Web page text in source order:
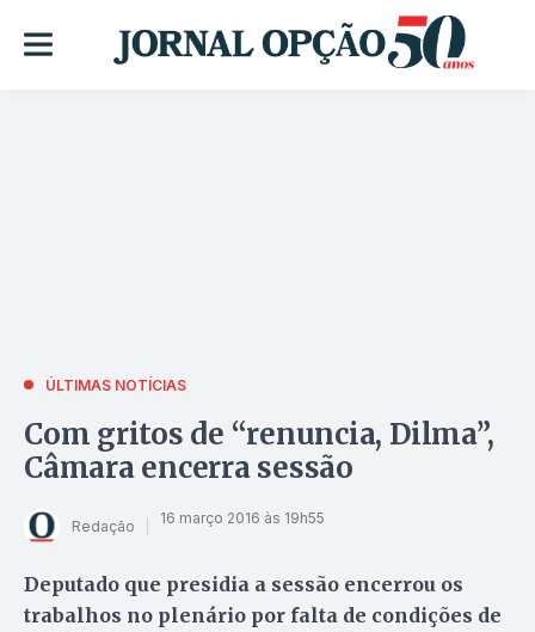
ÚLTIMAS NOTÍCIAS
Com gritos de “renuncia, Dilma”,
Câmara encerra sessão
Redação 16 março 2016 às 19h55
Deputado que presidia a sessão encerrou os
trabalhos no plenário por falta de condições de